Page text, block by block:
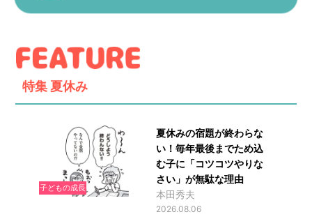
特集 夏休み
子どもの成長
夏休みの宿題が終わらな
い！毎年最後までため込
む子に「コツコツやりな
さい」が無駄な理由
本田秀夫
2026.08.06